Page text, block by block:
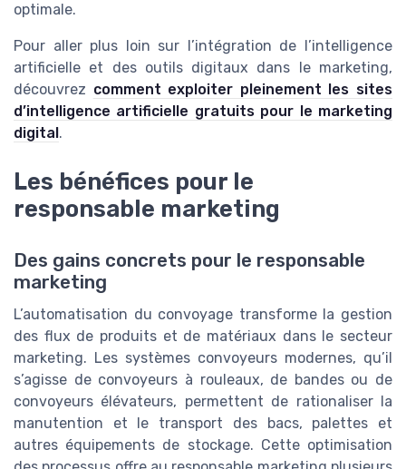
optimale.
Pour aller plus loin sur l’intégration de l’intelligence
artificielle et des outils digitaux dans le marketing,
découvrez comment exploiter pleinement les sites
d’intelligence artificielle gratuits pour le marketing
digital .
Les bénéfices pour le
responsable marketing
Des gains concrets pour le responsable
marketing
L’automatisation du convoyage transforme la gestion
des flux de produits et de matériaux dans le secteur
marketing. Les systèmes convoyeurs modernes, qu’il
s’agisse de convoyeurs à rouleaux, de bandes ou de
convoyeurs élévateurs, permettent de rationaliser la
manutention et le transport des bacs, palettes et
autres équipements de stockage. Cette optimisation